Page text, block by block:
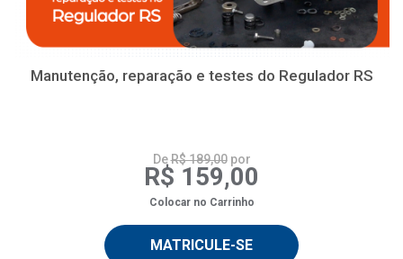
Manutenção, reparação e testes do Regulador RS
DeR$ 189,00por
R$ 159,00
Colocar no Carrinho
MATRICULE-SE